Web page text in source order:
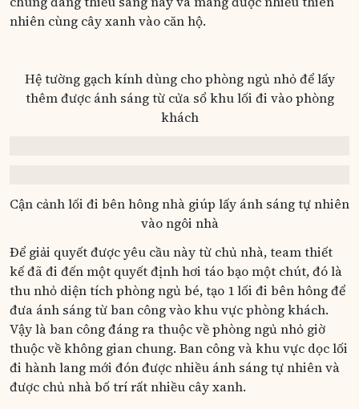
nhiên cùng cây xanh vào căn hộ.
Hệ tường gạch kính dùng cho phòng ngủ nhỏ để lấy
thêm được ánh sáng từ cửa sổ khu lối đi vào phòng
khách
Cận cảnh lối đi bên hông nhà giúp lấy ánh sáng tự nhiên
vào ngôi nhà
Để giải quyết được yêu cầu này từ chủ nhà, team thiết
kế đã đi đến một quyết định hơi táo bạo một chút, đó là
thu nhỏ diện tích phòng ngủ bé, tạo 1 lối đi bên hông để
đưa ánh sáng từ ban công vào khu vực phòng khách.
Vậy là ban công đáng ra thuộc về phòng ngủ nhỏ giờ
thuộc về không gian chung. Ban công và khu vực dọc lối
đi hành lang mới đón được nhiều ánh sáng tự nhiên và
được chủ nhà bố trí rất nhiều cây xanh.